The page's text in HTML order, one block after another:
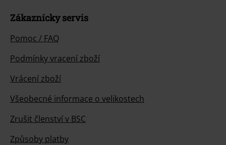
Zákaznícky servis
Pomoc / FAQ
Podmínky vracení zboží
Vrácení zboží
Všeobecné informace o velikostech
Zrušit členství v BSC
Způsoby platby